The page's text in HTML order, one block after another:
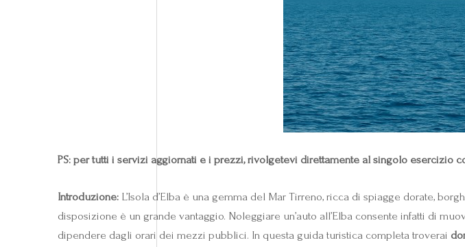
PS: per tutti i servizi aggiornati e i prezzi, rivolgetevi direttamente al singolo esercizio
Introduzione: L’Isola d’Elba è una gemma del Mar Tirreno, ricca di spiagge dorate,
disposizione è un grande vantaggio. Noleggiare un’auto all’Elba consente infatti di
dipendere dagli orari dei mezzi pubblici. In questa guida turistica completa troverai